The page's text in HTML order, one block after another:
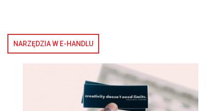
NARZĘDZIA W E-HANDLU